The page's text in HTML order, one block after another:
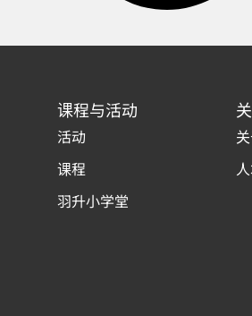
课程与活动
活动
课程
羽升小学堂